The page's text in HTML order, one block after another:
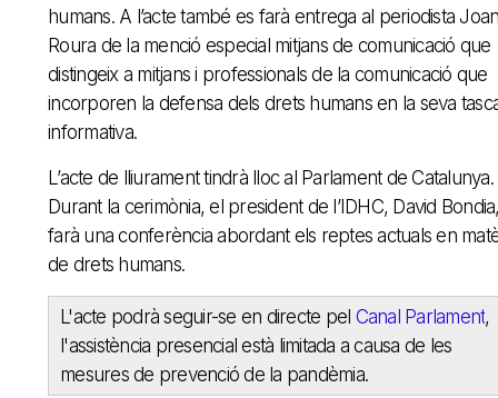
humans. A l’acte també es farà entrega al periodista
Roura de la menció especial mitjans de comunicació que
distingeix a mitjans i professionals de la comunicació que
incorporen la defensa dels drets humans en la seva
informativa.
L’acte de lliurament tindrà lloc al Parlament de Catalunya.
Durant la cerimònia, el president de l’IDHC, David
farà una conferència abordant els reptes actuals en
de drets humans.
L'acte podrà seguir-se en directe pel Canal Parlament,
l'assistència presencial està limitada a causa de les
mesures de prevenció de la pandèmia.